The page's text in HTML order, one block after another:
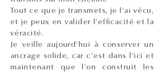
Tout ce que je transmets, je l’ai vécu,
et je peux en valider l’efficacité et la
véracité.
Je veille aujourd’hui à conserver un
ancrage solide, car c’est dans l’ici et
maintenant que l’on construit les